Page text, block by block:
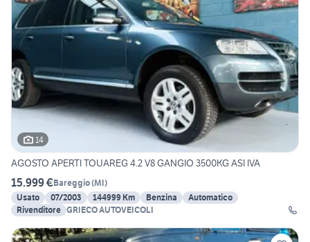
14
AGOSTO APERTI TOUAREG 4.2 V8 GANGIO 3500KG ASI IVA
15.999 €Bareggio(MI)
Usato
07/2003 144999 Km Benzina
Automatico
Rivenditore GRIECO AUTOVEICOLI